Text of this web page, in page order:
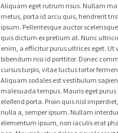
Aliquam eget rutrum risus. Nullam
metus, porta id arcu quis, hendrerit
ipsum. Pellentesque auctor
quis dictum ex pretium at. Nunc
enim, a efficitur purus ultrices eget. Ut
bibendum nisi id porttitor. Donec
cursus turpis, vitae luctus tortor
Aliquam sodales est vestibulum sapien
malesuada tempus. Mauris eget
eleifend porta. Proin quis nisl
nulla a, semper ipsum. Nullam
elementum ipsum, non iaculis erat